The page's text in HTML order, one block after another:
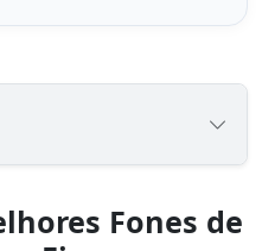
Fones de